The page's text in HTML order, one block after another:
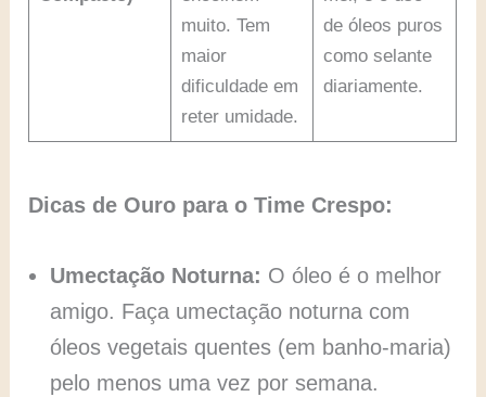
muito. Tem
maior
dificuldade em
reter umidade.
de óleos puros
como selante
diariamente.
Dicas de Ouro para o Time Crespo:
Umectação Noturna: O óleo é o melhor
amigo. Faça umectação noturna com
óleos vegetais quentes (em banho-maria)
pelo menos uma vez por semana.